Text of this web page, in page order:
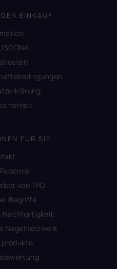
EINKAUF
FÜR SIE
von TPO
Begriffe
Nachhaltigkeit
Nagelnetzwerk
produkte